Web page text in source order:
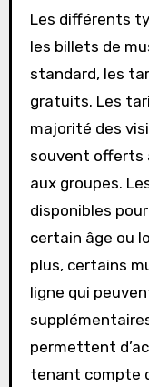
Les différents
les billets de
standard, les
gratuits. Les
majorité des
souvent offerts
aux groupes.
disponibles
certain âge ou
plus, certains
ligne qui
permettent
tenant compte